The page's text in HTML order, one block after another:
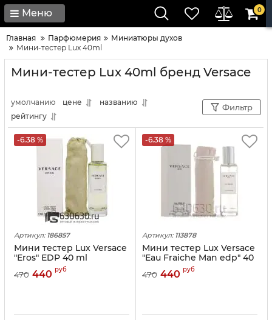
Меню 0
Главная Парфюмерия
Миниатюры духов
Мини-тестер Lux 40ml
Мини-тестер Lux 40ml бренд Versace
умолчанию цене
названию
рейтингу
Фильтр
-6.38 %
Артикул: 186857
Мини тестер Lux Versace
"Eros" EDP 40 ml
470 440 руб
-6.38 %
Артикул: 113878
Мини тестер Lux Versace
"Eau Fraiche Man edp" 40
470 440 руб